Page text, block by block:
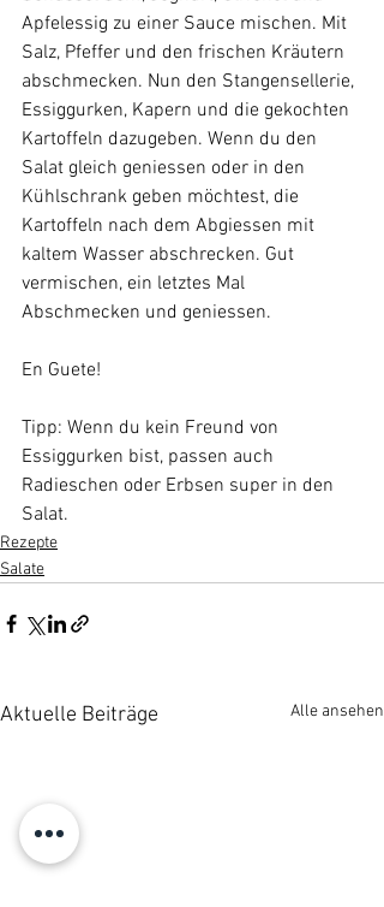
Apfelessig zu einer Sauce mischen. Mit
Salz, Pfeffer und den frischen Kräutern
abschmecken. Nun den Stangensellerie,
Essiggurken, Kapern und die gekochten
Kartoffeln dazugeben. Wenn du den
Salat gleich geniessen oder in den
Kühlschrank geben möchtest, die
Kartoffeln nach dem Abgiessen mit
kaltem Wasser abschrecken. Gut
vermischen, ein letztes Mal
Abschmecken und geniessen.
En Guete!
Tipp: Wenn du kein Freund von
Essiggurken bist, passen auch
Radieschen oder Erbsen super in den
Salat.
Rezepte
Salate
Aktuelle Beiträge Alle ansehen